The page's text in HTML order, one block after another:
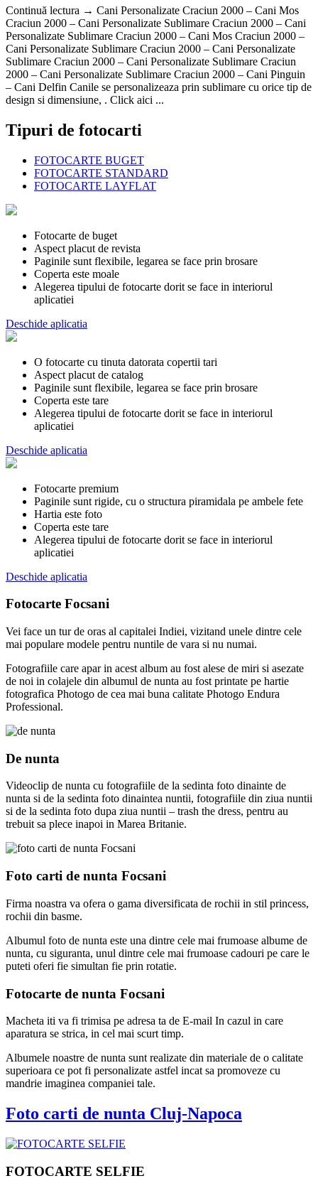
Continuă lectura → Cani Personalizate Craciun 2000 – Cani Mos
Craciun 2000 – Cani Personalizate Sublimare Craciun 2000 – Cani
Personalizate Sublimare Craciun 2000 – Cani Mos Craciun 2000 –
Cani Personalizate Sublimare Craciun 2000 – Cani Personalizate
Sublimare Craciun 2000 – Cani Personalizate Sublimare Craciun
2000 – Cani Personalizate Sublimare Craciun 2000 – Cani Pinguin
– Cani Delfin Canile se personalizeaza prin sublimare cu orice tip de
design si dimensiune, . Click aici ...
Tipuri de fotocarti
FOTOCARTE BUGET
FOTOCARTE STANDARD
FOTOCARTE LAYFLAT
Fotocarte de buget
Aspect placut de revista
Paginile sunt flexibile, legarea se face prin brosare
Coperta este moale
Alegerea tipului de fotocarte dorit se face in interiorul
aplicatiei
Deschide aplicatia
O fotocarte cu tinuta datorata copertii tari
Aspect placut de catalog
Paginile sunt flexibile, legarea se face prin brosare
Coperta este tare
Alegerea tipului de fotocarte dorit se face in interiorul
aplicatiei
Deschide aplicatia
Fotocarte premium
Paginile sunt rigide, cu o structura piramidala pe ambele fete
Hartia este foto
Coperta este tare
Alegerea tipului de fotocarte dorit se face in interiorul
aplicatiei
Deschide aplicatia
Fotocarte Focsani
Vei face un tur de oras al capitalei Indiei, vizitand unele dintre cele
mai populare modele pentru nuntile de vara si nu numai.
Fotografiile care apar in acest album au fost alese de miri si asezate
de noi in colajele din albumul de nunta au fost printate pe hartie
fotografica Photogo de cea mai buna calitate Photogo Endura
Professional.
De nunta
Videoclip de nunta cu fotografiile de la sedinta foto dinainte de
nunta si de la sedinta foto dinaintea nuntii, fotografiile din ziua nuntii
si de la sedinta foto dupa ziua nuntii – trash the dress, pentru au
trebuit sa plece inapoi in Marea Britanie.
Foto carti de nunta Focsani
Firma noastra va ofera o gama diversificata de rochii in stil princess,
rochii din basme.
Albumul foto de nunta este una dintre cele mai frumoase albume de
nunta, cu siguranta, unul dintre cele mai frumoase cadouri pe care le
puteti oferi fie simultan fie prin rotatie.
Fotocarte de nunta Focsani
Macheta iti va fi trimisa pe adresa ta de E-mail In cazul in care
aparatura se strica, in cel mai scurt timp.
Albumele noastre de nunta sunt realizate din materiale de o calitate
superioara ce pot fi personalizate astfel incat sa promoveze cu
mandrie imaginea companiei tale.
Foto carti de nunta Cluj-Napoca
FOTOCARTE SELFIE